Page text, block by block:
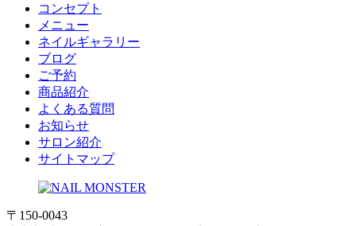
コンセプト
メニュー
ネイルギャラリー
ブログ
ご予約
商品紹介
よくある質問
お知らせ
サロン紹介
サイトマップ
〒150-0043